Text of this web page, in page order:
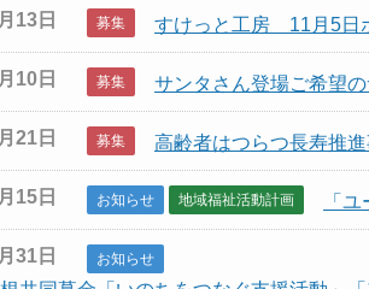
13日 募集 すけっと工房 11月5日
10日 募集 サンタさん登場ご希望
21日 募集 高齢者はつらつ長寿推
15日 お知らせ 地域福祉活動計画 「
31日 お知らせ